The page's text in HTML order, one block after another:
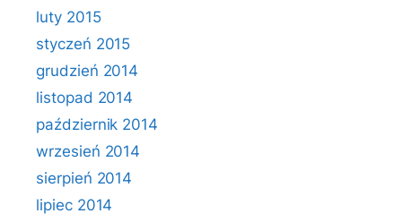
luty 2015
styczeń 2015
grudzień 2014
listopad 2014
październik 2014
wrzesień 2014
sierpień 2014
lipiec 2014